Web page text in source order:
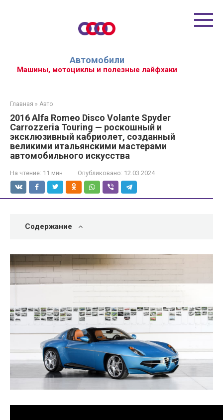
Автомобили
Машины, мотоциклы и полезные лайфхаки
Главная » Авто
2016 Alfa Romeo Disco Volante Spyder
Carrozzeria Touring — роскошный и
эксклюзивный кабриолет, созданный
великими итальянскими мастерами
автомобильного искусства
На чтение: 11 мин Опубликовано: 12.03.2024
Содержание